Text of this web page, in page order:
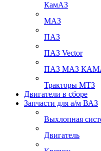
КамАЗ
МАЗ
ПАЗ
ПАЗ Vector
ПАЗ МАЗ
Тракторы МТЗ
Двигатели в сборе
Запчасти для а/м ВАЗ
Выхлопная
Двигатель